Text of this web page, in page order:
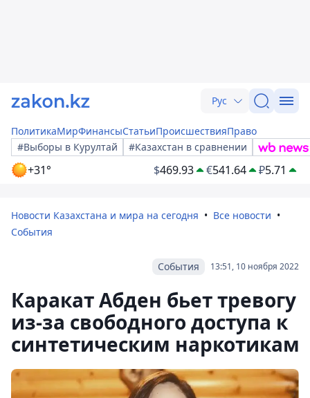
Рус
ПолитикаМирФинансыСтатьиПроисшествияПраво
#Выборы в Курултай
#Казахстан в сравнении
+31° $469.93 €541.64 ₽5.71
Новости Казахстана и мира на сегодня
Все новости
События
13:51, 10 ноября 2022
События
Каракат Абден бьет тревогу
из-за свободного доступа к
синтетическим наркотикам